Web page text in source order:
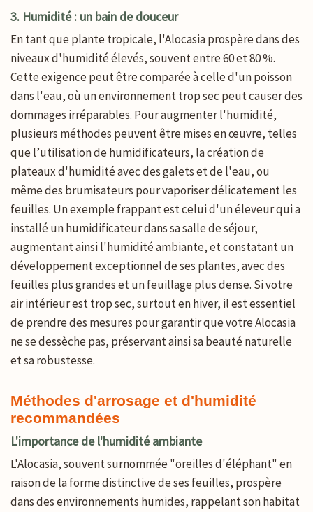
3. Humidité : un bain de douceur
En tant que plante tropicale, l'Alocasia prospère dans des
niveaux d'humidité élevés, souvent entre 60 et 80 %.
Cette exigence peut être comparée à celle d'un poisson
dans l'eau, où un environnement trop sec peut causer des
dommages irréparables. Pour augmenter l'humidité,
plusieurs méthodes peuvent être mises en œuvre, telles
que l’utilisation de humidificateurs, la création de
plateaux d'humidité avec des galets et de l'eau, ou
même des brumisateurs pour vaporiser délicatement les
feuilles. Un exemple frappant est celui d'un éleveur qui a
installé un humidificateur dans sa salle de séjour,
augmentant ainsi l'humidité ambiante, et constatant un
développement exceptionnel de ses plantes, avec des
feuilles plus grandes et un feuillage plus dense. Si votre
air intérieur est trop sec, surtout en hiver, il est essentiel
de prendre des mesures pour garantir que votre Alocasia
ne se dessèche pas, préservant ainsi sa beauté naturelle
et sa robustesse.
Méthodes d'arrosage et d'humidité
recommandées
L'importance de l'humidité ambiante
L'Alocasia, souvent surnommée "oreilles d'éléphant" en
raison de la forme distinctive de ses feuilles, prospère
dans des environnements humides, rappelant son habitat